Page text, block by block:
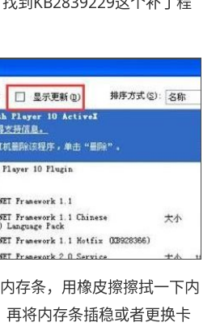
存条，用橡皮擦擦拭一下内
将内存条插稳或者更换卡